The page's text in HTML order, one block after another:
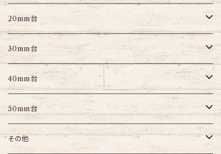
パーツ
パーツ
エキスパンダー
パーツ
アイレット
エキスパンダー
パーツ
プラグ
アイレット
パーツ
トンネル
プラグ
アイレット
パーツ
チューブ
20mm台
トンネル
プラグ
アイレット
パーツ
30mm台
トンネル
プラグ
アイレット
40mm台
トンネル
プラグ
50mm台
トンネル
その他